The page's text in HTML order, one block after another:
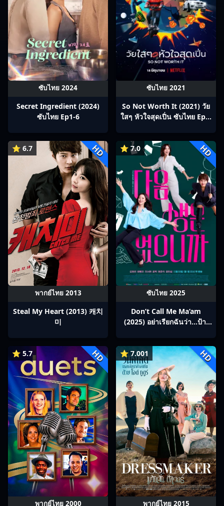
ซับไทย 2024
Secret Ingredient (2024)
ซับไทย Ep1-6
ซับไทย 2021
So Not Worth It (2021) วัย
ใสๆ หัวใจสุดเปิ่น ซับไทย Ep1-
⭐ 6.7 HD
พากย์ไทย 2013
Steal My Heart (2013) 캐치
미
⭐ 7.0 HD
ซับไทย 2025
Don’t Call Me Ma’am
(2025) อย่าเรียกฉันว่า…ป้า!
⭐ 5.7 HD
พากย์ไทย 2000
⭐ 7.001 HD
พากย์ไทย 2015